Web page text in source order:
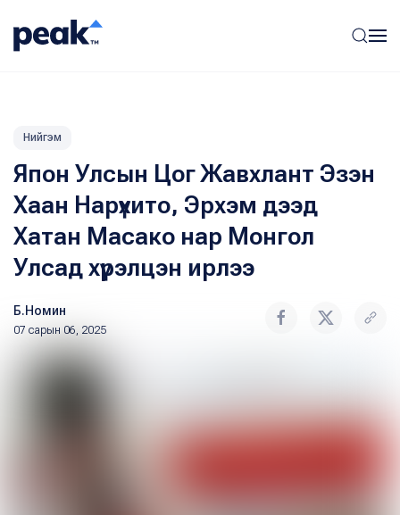
Нийгэм
Япон Улсын Цог Жавхлант Эзэн
Хаан Нарүхито, Эрхэм дээд
Хатан Масако нар Монгол
Улсад хүрэлцэн ирлээ
Б.Номин
07 сарын 06, 2025